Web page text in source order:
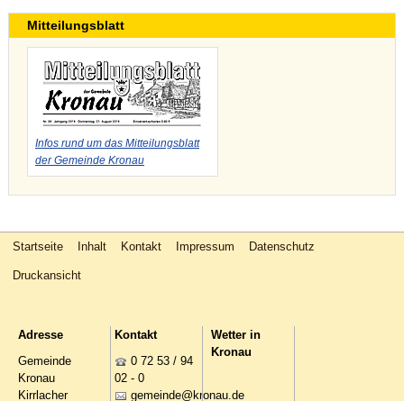
Mitteilungsblatt
Infos rund um das Mitteilungsblatt
der Gemeinde Kronau
Startseite Inhalt Kontakt Impressum Datenschutz
Druckansicht
Adresse
Gemeinde
Kronau
Kirrlacher
Kontakt
0 72 53 / 94
02 - 0
g m nd kr n d
Wetter in
Kronau